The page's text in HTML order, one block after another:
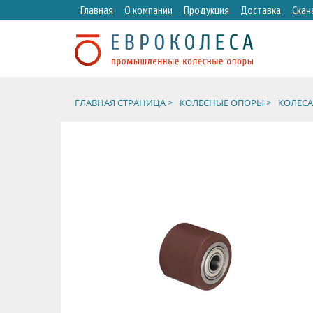
Главная О компании Продукция Доставка
ГЛАВНАЯ СТРАНИЦА > КОЛЕСНЫЕ ОПОРЫ >